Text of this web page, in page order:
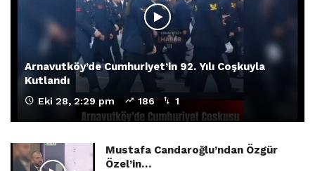
Arnavutköy’de Cumhuriyet’in 92. Yılı Coşkuyla
Kutlandı
Eki 28, 2:29 pm 186 1
Mustafa Candaroğlu’ndan Özgür
Özel’in…